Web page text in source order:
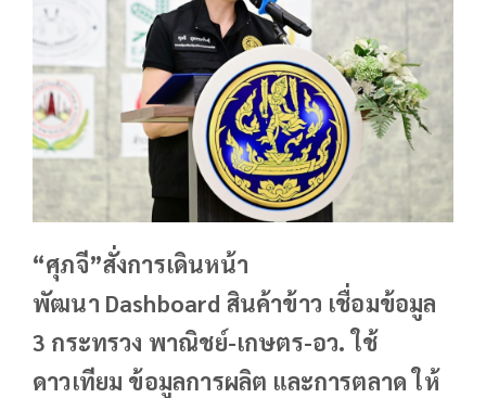
“ศุภจี”สั่งการเดินหน้า
พัฒนา Dashboard สินค้าข้าว เชื่อมข้อมูล
3 กระทรวง พาณิชย์-เกษตร-อว. ใช้
ดาวเทียม ข้อมูลการผลิต และการตลาด ให้